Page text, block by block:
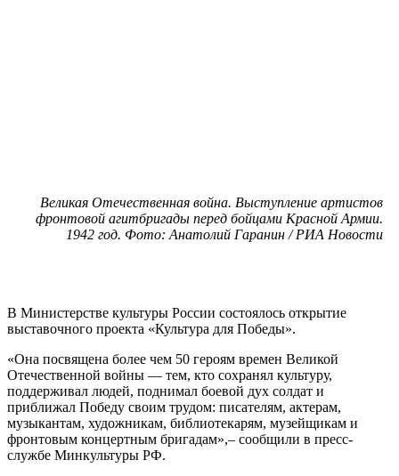
Великая Отечественная война. Выступление артистов
фронтовой агитбригады перед бойцами Красной Армии.
1942 год. Фото: Анатолий Гаранин / РИА Новости
В Министерстве культуры России состоялось открытие
выставочного проекта «Культура для Победы».
«Она посвящена более чем 50 героям времен Великой
Отечественной войны — тем, кто сохранял культуру,
поддерживал людей, поднимал боевой дух солдат и
приближал Победу своим трудом: писателям, актерам,
музыкантам, художникам, библиотекарям, музейщикам и
фронтовым концертным бригадам»,– сообщили в пресс-
службе Минкультуры РФ.